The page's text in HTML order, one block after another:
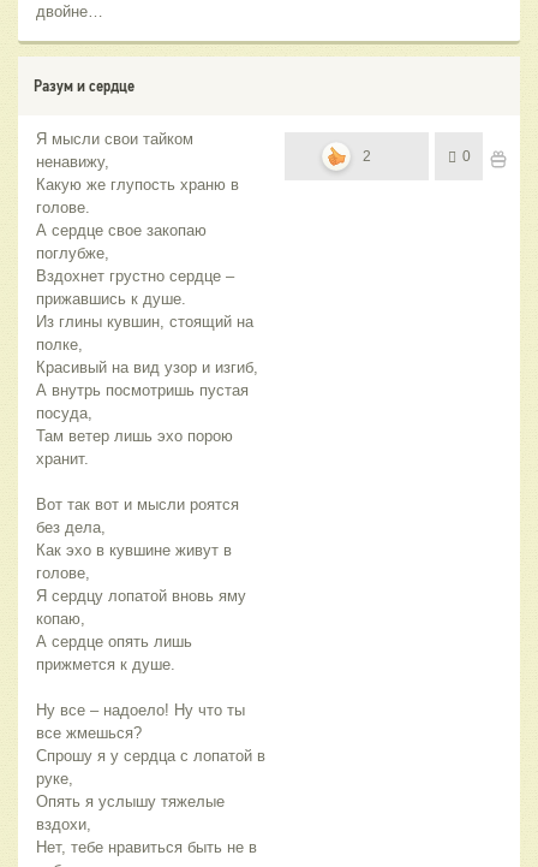
двойне…
Разум и сердце
Я мысли свои тайком
ненавижу,
Какую же глупость храню в
голове.
А сердце свое закопаю
поглубже,
Вздохнет грустно сердце –
прижавшись к душе.
Из глины кувшин, стоящий на
полке,
Красивый на вид узор и изгиб,
А внутрь посмотришь пустая
посуда,
Там ветер лишь эхо порою
хранит.
Вот так вот и мысли роятся
без дела,
Как эхо в кувшине живут в
голове,
Я сердцу лопатой вновь яму
копаю,
А сердце опять лишь
прижмется к душе.
Ну все – надоело! Ну что ты
все жмешься?
Спрошу я у сердца с лопатой в
руке,
Опять я услышу тяжелые
вздохи,
Нет, тебе нравиться быть не в
2 0